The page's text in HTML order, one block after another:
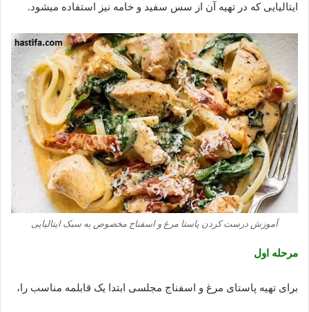
ایتالیایی که در تهیه آن از سس سفید و خامه نیز استفاده میشود.
آموزش درست کردن پاستا مرغ و اسفناج مخصوص به سبک ایتالیایی
مرحله اول
برای تهیه پاستای مرغ و اسفناج مجلسی ابتدا یک قابلمه مناسب را،